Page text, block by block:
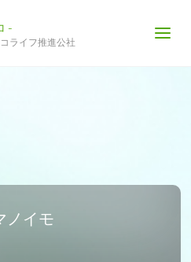
-
ライフ推進公社
ノイモ